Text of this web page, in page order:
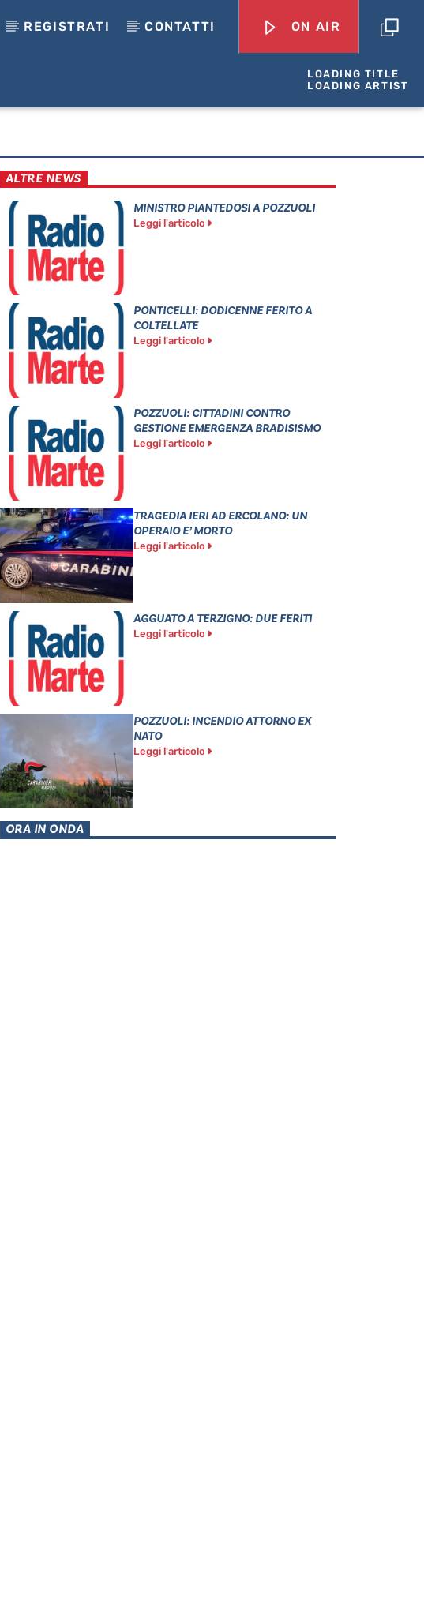
REGISTRATI CONTATTI ON AIR
LOADING TITLE
LOADING ARTIST
ALTRE NEWS
MINISTRO PIANTEDOSI A POZZUOLI
Leggi l'articolo
PONTICELLI: DODICENNE FERITO A
COLTELLATE
Leggi l'articolo
POZZUOLI: CITTADINI CONTRO
GESTIONE EMERGENZA BRADISISMO
Leggi l'articolo
TRAGEDIA IERI AD ERCOLANO: UN
OPERAIO E’ MORTO
Leggi l'articolo
AGGUATO A TERZIGNO: DUE FERITI
Leggi l'articolo
POZZUOLI: INCENDIO ATTORNO EX
NATO
Leggi l'articolo
ORA IN ONDA